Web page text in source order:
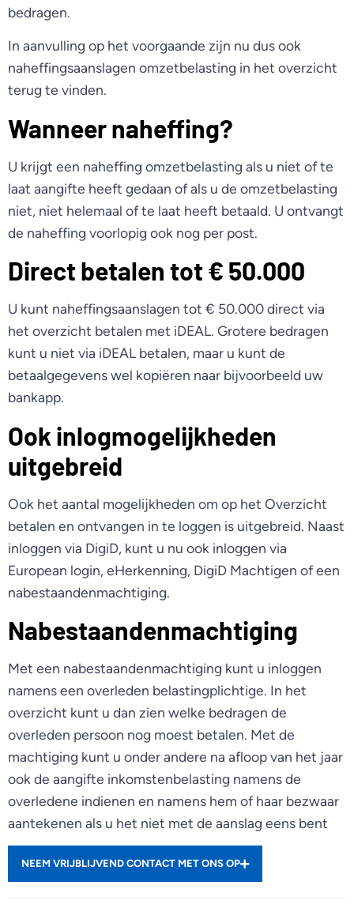
bedragen.
In aanvulling op het voorgaande zijn nu dus ook
naheffingsaanslagen omzetbelasting in het overzicht
terug te vinden.
Wanneer naheffing?
U krijgt een naheffing omzetbelasting als u niet of te
laat aangifte heeft gedaan of als u de omzetbelasting
niet, niet helemaal of te laat heeft betaald. U ontvangt
de naheffing voorlopig ook nog per post.
Direct betalen tot € 50.000
U kunt naheffingsaanslagen tot € 50.000 direct via
het overzicht betalen met iDEAL. Grotere bedragen
kunt u niet via iDEAL betalen, maar u kunt de
betaalgegevens wel kopiëren naar bijvoorbeeld uw
bankapp.
Ook inlogmogelijkheden
uitgebreid
Ook het aantal mogelijkheden om op het Overzicht
betalen en ontvangen in te loggen is uitgebreid. Naast
inloggen via DigiD, kunt u nu ook inloggen via
European login, eHerkenning, DigiD Machtigen of een
nabestaandenmachtiging.
Nabestaandenmachtiging
Met een nabestaandenmachtiging kunt u inloggen
namens een overleden belastingplichtige. In het
overzicht kunt u dan zien welke bedragen de
overleden persoon nog moest betalen. Met de
machtiging kunt u onder andere na afloop van het jaar
ook de aangifte inkomstenbelasting namens de
overledene indienen en namens hem of haar bezwaar
aantekenen als u het niet met de aanslag eens bent
NEEM VRIJBLIJVEND CONTACT MET ONS OP